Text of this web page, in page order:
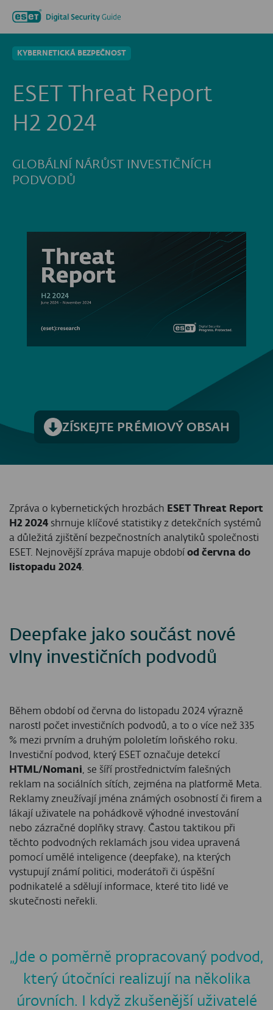
KYBERNETICKÁ BEZPEČNOST
ESET Threat Report
H2 2024
GLOBÁLNÍ NÁRŮST INVESTIČNÍCH
PODVODŮ
ZÍSKEJTE PRÉMIOVÝ OBSAH
Zpráva o kybernetických hrozbách ESET Threat Report
H2 2024 shrnuje klíčové statistiky z detekčních systémů
a důležitá zjištění bezpečnostních analytiků společnosti
ESET. Nejnovější zpráva mapuje období od června do
listopadu 2024.
Deepfake jako součást nové
vlny investičních podvodů
Během období od června do listopadu 2024 výrazně
narostl počet investičních podvodů, a to o více než 335
% mezi prvním a druhým pololetím loňského roku.
Investiční podvod, který ESET označuje detekcí
HTML/Nomani , se šíří prostřednictvím falešných
reklam na sociálních sítích, zejména na platformě Meta.
Reklamy zneužívají jména známých osobností či firem a
lákají uživatele na pohádkově výhodné investování
nebo zázračné doplňky stravy. Častou taktikou při
těchto podvodných reklamách jsou videa upravená
pomocí umělé inteligence (deepfake), na kterých
vystupují známí politici, moderátoři či úspěšní
podnikatelé a sdělují informace, které tito lidé ve
skutečnosti neřekli.
„Jde o poměrně propracovaný podvod,
který útočníci realizují na několika
úrovních. I když zkušenější uživatelé